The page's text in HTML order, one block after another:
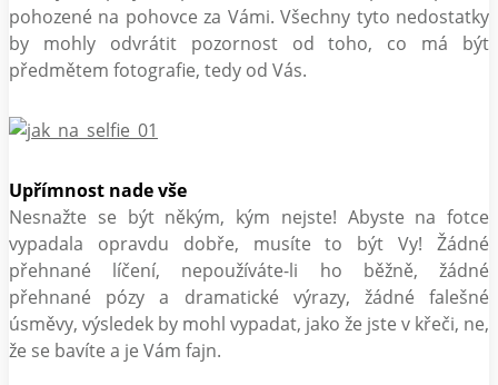
pohozené na pohovce za Vámi. Všechny tyto nedostatky
by mohly odvrátit pozornost od toho, co má být
předmětem fotografie, tedy od Vás.
Upřímnost nade vše
Nesnažte se být někým, kým nejste! Abyste na fotce
vypadala opravdu dobře, musíte to být Vy! Žádné
přehnané líčení, nepoužíváte-li ho běžně, žádné
přehnané pózy a dramatické výrazy, žádné falešné
úsměvy, výsledek by mohl vypadat, jako že jste v křeči, ne,
že se bavíte a je Vám fajn.